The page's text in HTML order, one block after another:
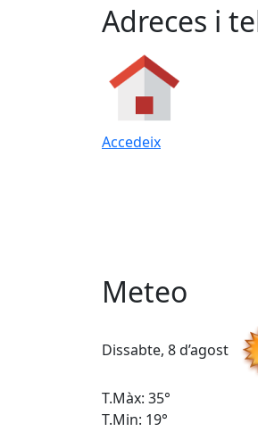
Adreces i
Accedeix
Meteo
Dissabte, 8 d’agost
T.Màx: 35°
T.Min: 19°